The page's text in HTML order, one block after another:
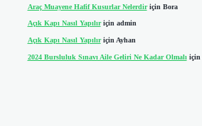
Araç Muayene Hafif Kusurlar Nelerdiriçin Bora
Açık Kapı Nasıl Yapılıriçin admin
Açık Kapı Nasıl Yapılıriçin Ayhan
2024 Bursluluk Sınavı Aile Geliri Ne Kadar Olmalıiçin